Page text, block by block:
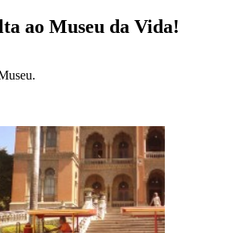
ao Museu da Vida!